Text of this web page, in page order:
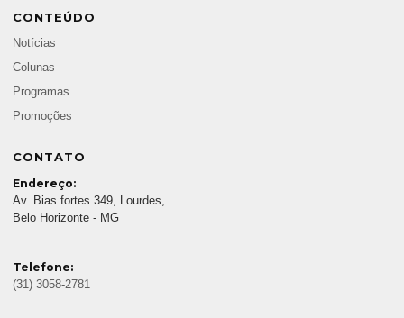
CONTEÚDO
Notícias
Colunas
Programas
Promoções
CONTATO
Endereço:
Av. Bias fortes 349, Lourdes,
Belo Horizonte - MG
Telefone:
(31) 3058-2781